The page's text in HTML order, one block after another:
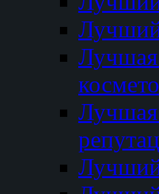
Лучшая
Лучшая